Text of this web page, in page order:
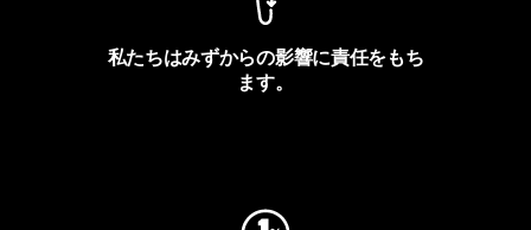
私たちはみずからの影響に責任をもち
ます。